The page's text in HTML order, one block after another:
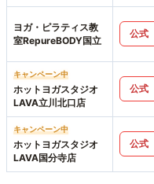
ヨガ・ピラティス教
室RepureBODY国立
公式
キャンペーン中
ホットヨガスタジオ
LAVA立川北口店
公式
キャンペーン中
ホットヨガスタジオ
LAVA国分寺店
公式